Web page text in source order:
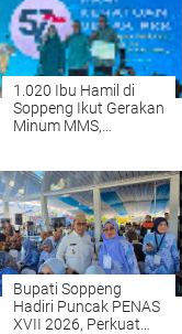
1.020 Ibu Hamil di
Soppeng Ikut Gerakan
Minum MMS,
Bupati Soppeng
Hadiri Puncak PENAS
XVII 2026, Perkuat